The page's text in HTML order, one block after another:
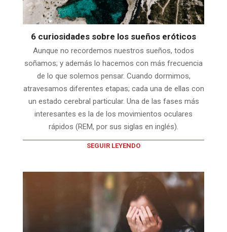
6 curiosidades sobre los sueños eróticos
Aunque no recordemos nuestros sueños, todos
soñamos; y además lo hacemos con más frecuencia
de lo que solemos pensar. Cuando dormimos,
atravesamos diferentes etapas; cada una de ellas con
un estado cerebral particular. Una de las fases más
interesantes es la de los movimientos oculares
rápidos (REM, por sus siglas en inglés).
SEGUIR LEYENDO